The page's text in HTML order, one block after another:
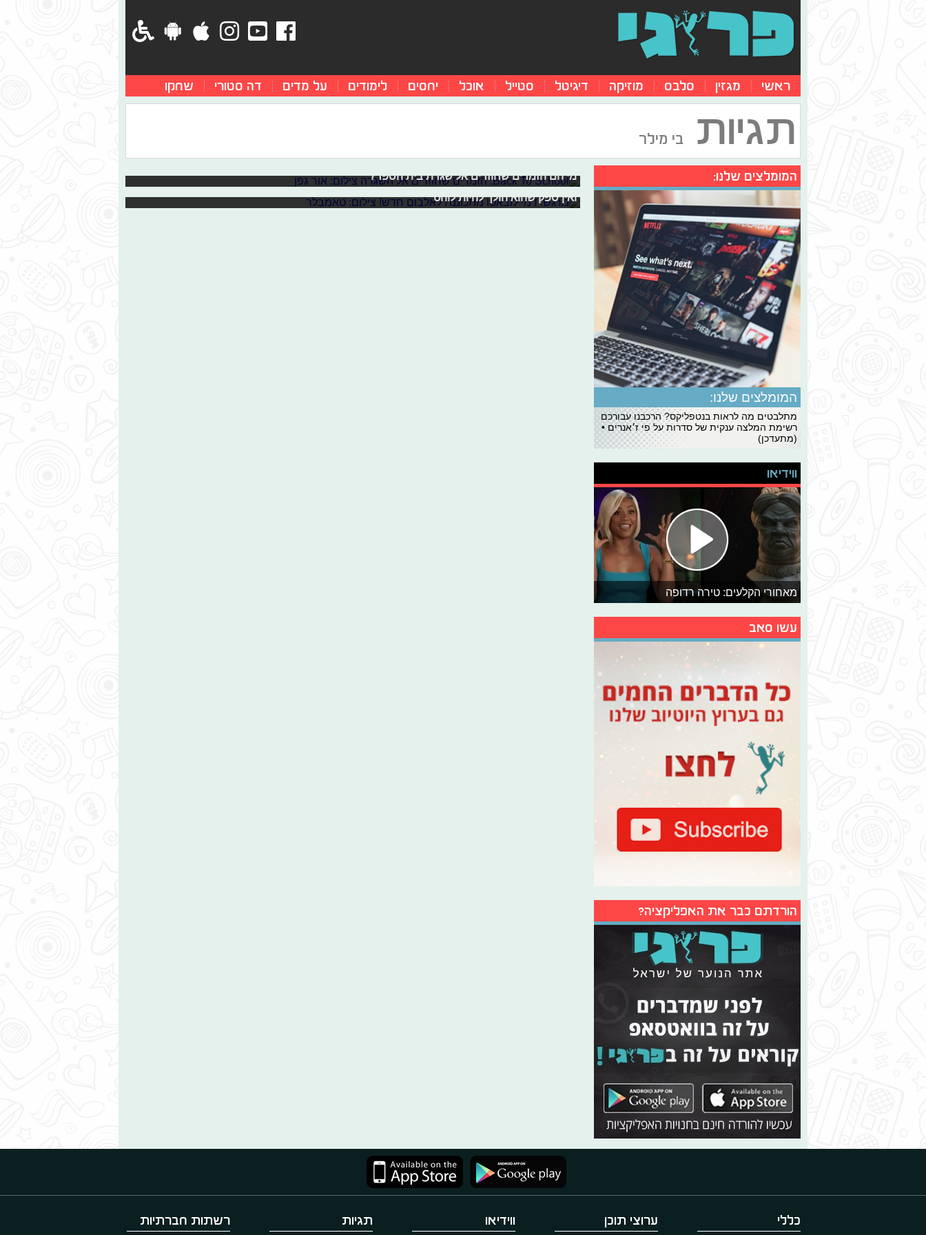
ראשי מגזין סלבס מוזיקה דיגיטל סטייל אוכל יחסים לימודים על מדים דה סטורי שחקו
תגיות בי מילר
מי הם הזמרים שחוזרים אל שגרת בית הספר?
מרגש: דמי לובאטו מתכוננת לאלבום חדש!
לאחר שהוציאה את הלהיט "Cool For The Summer" אחת מהזמרות המפתיעות ביותר של הקיץ
האחרון דמי לובאטו מרעידה את הרשתות החברתיות עם פרטים חדשים על האלבום החמישי שלה
ואין ספק שהוא הולך להיות לוהט
המומלצים שלנו:
המומלצים שלנו:
מתלבטים מה לראות בנטפליקס? הרכבנו עבורכם
רשימת המלצה ענקית של סדרות על פי ז׳אנרים •
(מתעדכן)
ווידיאו
מאחורי הקלעים: טירה רדופה
עשו סאב
הורדתם כבר את האפליקציה?
כללי ערוצי תוכן ווידיאו תגיות רשתות חברתיות